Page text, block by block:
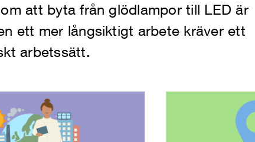
att byta från glödlampor till LED är
ett mer långsiktigt arbete kräver ett
arbetssätt.